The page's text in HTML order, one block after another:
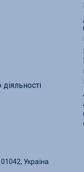
01042, Україна